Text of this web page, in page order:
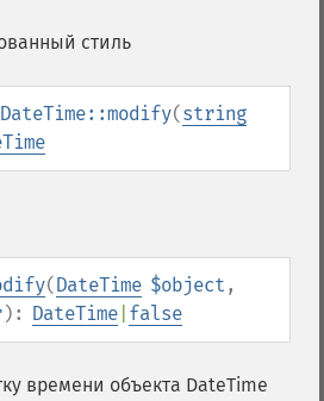
стиль
DateTime::modify(string
(DateTime $object ,
): DateTime false
времени объекта DateTime